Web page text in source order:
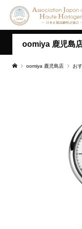
oomiya 鹿児島
oomiya 鹿児島店 お